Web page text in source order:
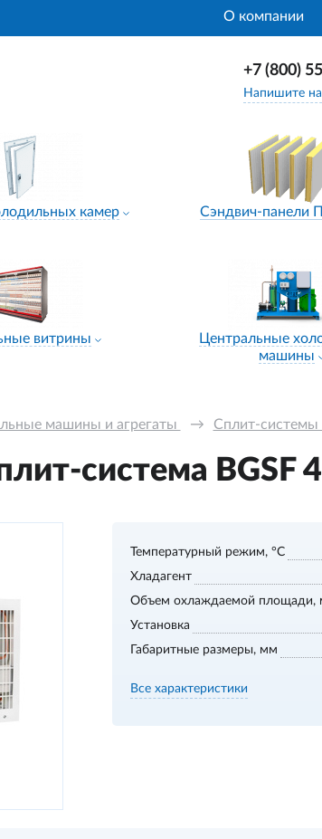
О компании
+7 (800)
камер Сэндвич-панели
витрины
Центральные
машины
машины и агрегаты → Сплит-системы
система BGSF
Температурный режим, °С
Хладагент
Объем охлаждаемой площади,
Установка
Габаритные размеры, мм
Все характеристики